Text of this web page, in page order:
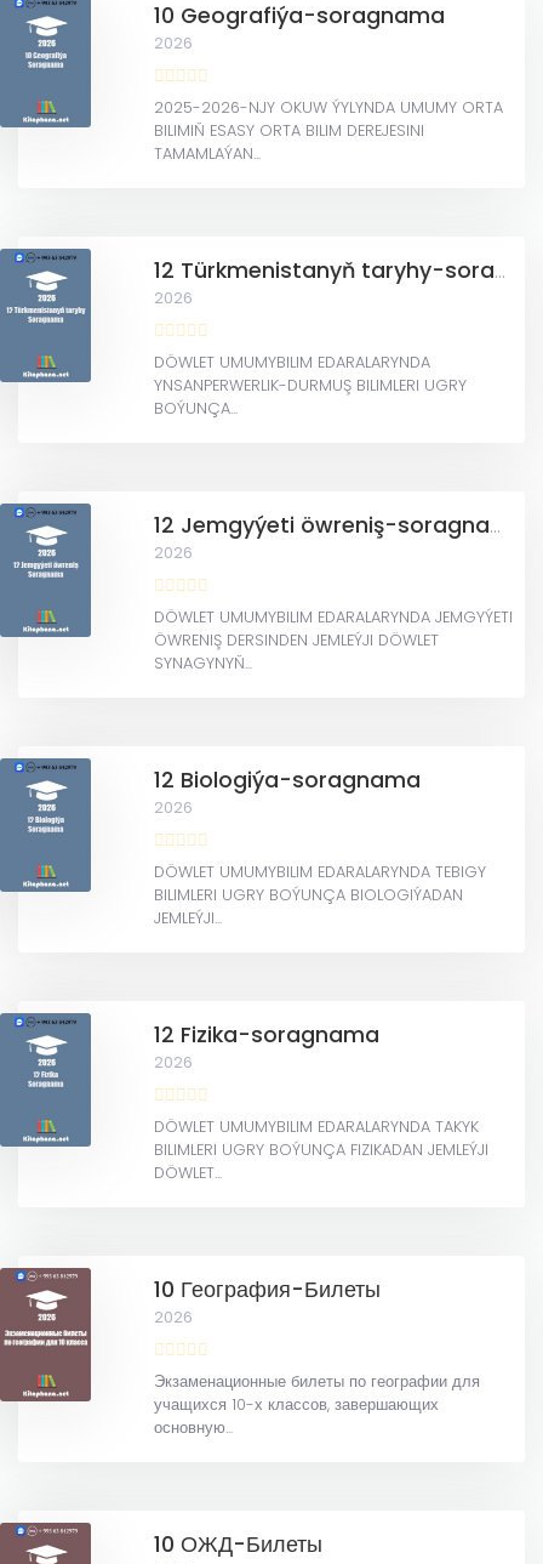
10 Geografiýa-soragnama
2026
2025-2026-NJY OKUW ÝYLYNDA UMUMY ORTA
BILIMIŇ ESASY ORTA BILIM DEREJESINI
TAMAMLAÝAN...
12 Türkmenistanyň taryhy-soragnama
2026
DÖWLET UMUMYBILIM EDARALARYNDA
YNSANPERWERLIK-DURMUŞ BILIMLERI UGRY
BOÝUNÇA...
12 Jemgyýeti öwreniş-soragnama
2026
DÖWLET UMUMYBILIM EDARALARYNDA JEMGYÝETI
ÖWRENIŞ DERSINDEN JEMLEÝJI DÖWLET
SYNAGYNYŇ...
12 Biologiýa-soragnama
2026
DÖWLET UMUMYBILIM EDARALARYNDA TEBIGY
BILIMLERI UGRY BOÝUNÇA BIOLOGIÝADAN
JEMLEÝJI...
12 Fizika-soragnama
2026
DÖWLET UMUMYBILIM EDARALARYNDA TAKYK
BILIMLERI UGRY BOÝUNÇA FIZIKADAN JEMLEÝJI
DÖWLET...
10 География-Билеты
2026
Экзаменационные билеты по географии для
учащихся 10-х классов, завершающих
основную...
10 ОЖД-Билеты